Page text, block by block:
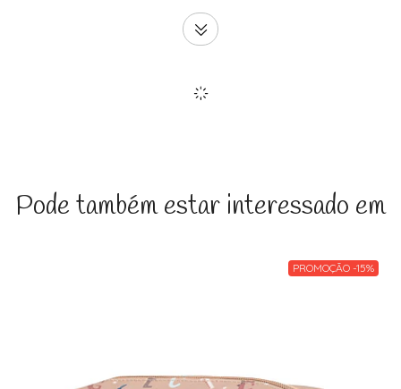
Pode também estar interessado em
PROMOÇÃO -15%